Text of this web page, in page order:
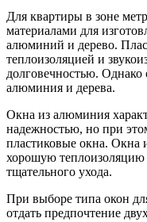
Для квартиры в зоне
материалами для
алюминий и дерево.
теплоизоляцией и
долговечностью.
алюминия и дерева.
Окна из алюминия
надежностью, но при
пластиковые окна. Окна
хорошую теплоизоляцию
тщательного ухода.
При выборе типа окон
отдать предпочтение